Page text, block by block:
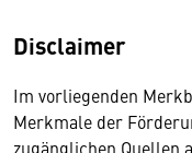
Disclaimer
Im vorliegenden
Merkmale der
zugänglichen Quellen